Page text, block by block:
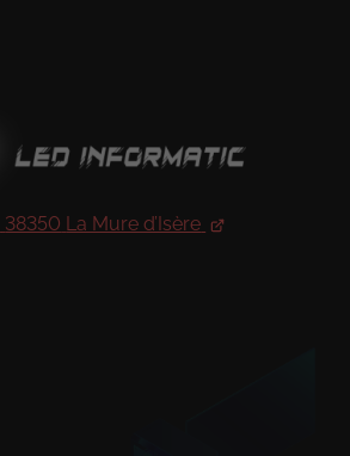
38350 La Mure d’Isère